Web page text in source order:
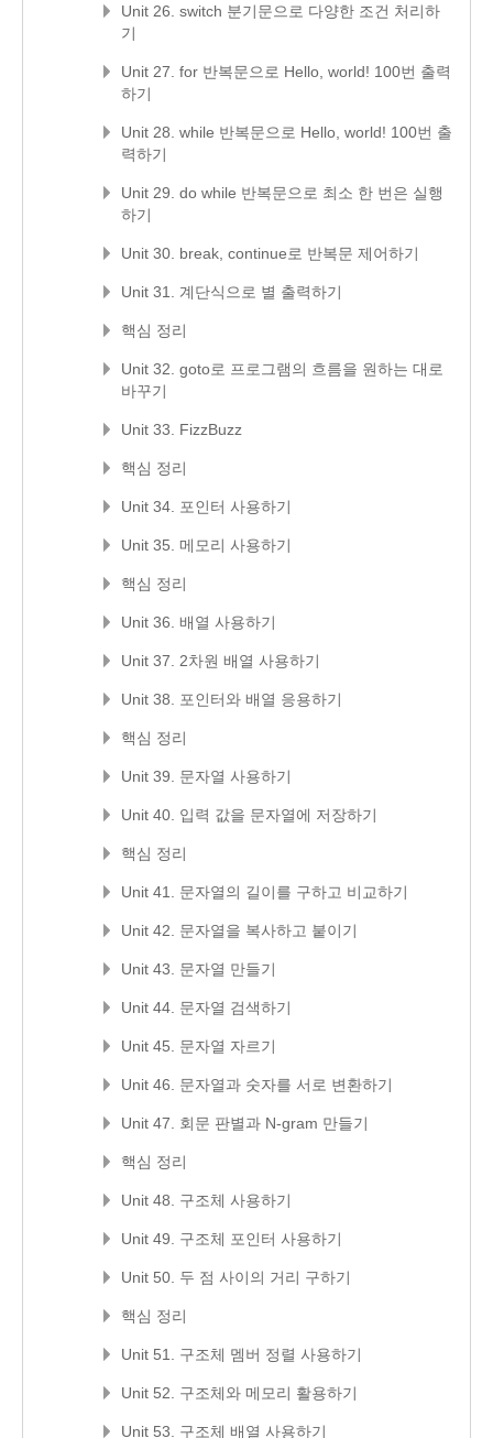
Unit 26. switch 분기문으로 다양한 조건 처리하
기
Unit 27. for 반복문으로 Hello, world! 100번 출력
하기
Unit 28. while 반복문으로 Hello, world! 100번 출
력하기
Unit 29. do while 반복문으로 최소 한 번은 실행
하기
Unit 30. break, continue로 반복문 제어하기
Unit 31. 계단식으로 별 출력하기
핵심 정리
Unit 32. goto로 프로그램의 흐름을 원하는 대로
바꾸기
Unit 33. FizzBuzz
핵심 정리
Unit 34. 포인터 사용하기
Unit 35. 메모리 사용하기
핵심 정리
Unit 36. 배열 사용하기
Unit 37. 2차원 배열 사용하기
Unit 38. 포인터와 배열 응용하기
핵심 정리
Unit 39. 문자열 사용하기
Unit 40. 입력 값을 문자열에 저장하기
핵심 정리
Unit 41. 문자열의 길이를 구하고 비교하기
Unit 42. 문자열을 복사하고 붙이기
Unit 43. 문자열 만들기
Unit 44. 문자열 검색하기
Unit 45. 문자열 자르기
Unit 46. 문자열과 숫자를 서로 변환하기
Unit 47. 회문 판별과 N-gram 만들기
핵심 정리
Unit 48. 구조체 사용하기
Unit 49. 구조체 포인터 사용하기
Unit 50. 두 점 사이의 거리 구하기
핵심 정리
Unit 51. 구조체 멤버 정렬 사용하기
Unit 52. 구조체와 메모리 활용하기
Unit 53. 구조체 배열 사용하기